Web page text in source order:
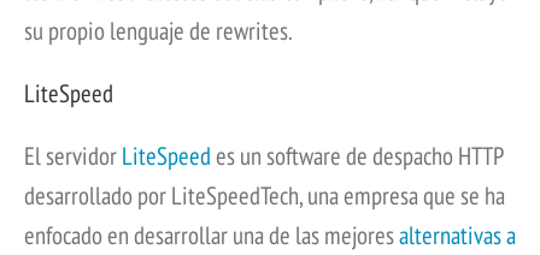
su propio lenguaje de rewrites.
LiteSpeed
El servidorLiteSpeedes un software de despacho HTTP
desarrollado por LiteSpeedTech, una empresa que se ha
enfocado en desarrollar una de las mejoresalternativas a